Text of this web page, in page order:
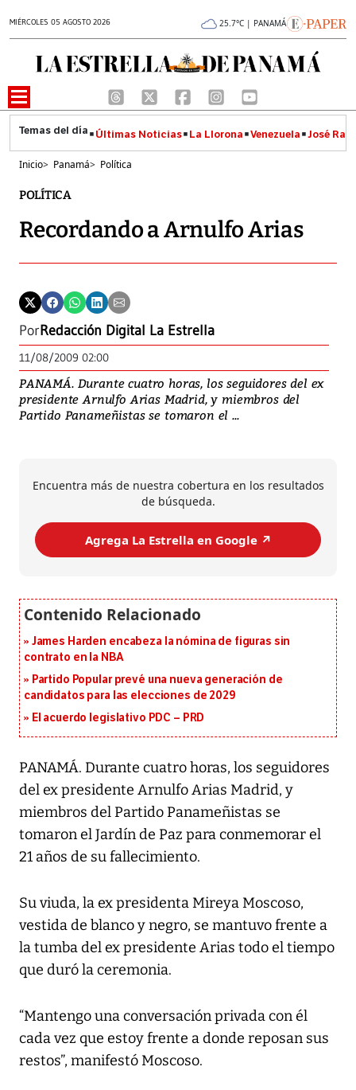
MIÉRCOLES 05 AGOSTO 2026 25.7°C | PANAMÁ
Últimas Noticias La Llorona Venezuela José
Inicio> Panamá> Política
POLÍTICA
Recordando a Arnulfo Arias
PorRedacción Digital La Estrella
11/08/2009 02:00
PANAMÁ. Durante cuatro horas, los seguidores del ex
presidente Arnulfo Arias Madrid, y miembros del
Partido Panameñistas se tomaron el ...
Encuentra más de nuestra cobertura en los resultados
de búsqueda.
Agrega La Estrella en Google ↗️
James Harden encabeza la nómina de figuras sin
contrato en la NBA
Partido Popular prevé una nueva generación de
candidatos para las elecciones de 2029
El acuerdo legislativo PDC – PRD
PANAMÁ. Durante cuatro horas, los seguidores
del ex presidente Arnulfo Arias Madrid, y
miembros del Partido Panameñistas se
tomaron el Jardín de Paz para conmemorar el
21 años de su fallecimiento.
Su viuda, la ex presidenta Mireya Moscoso,
vestida de blanco y negro, se mantuvo frente a
la tumba del ex presidente Arias todo el tiempo
que duró la ceremonia.
“Mantengo una conversación privada con él
cada vez que estoy frente a donde reposan sus
restos”, manifestó Moscoso.